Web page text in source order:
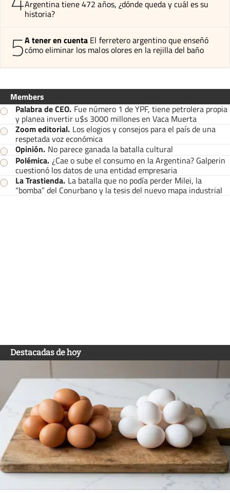
Argentina tiene 472 años, ¿dónde queda y cuál es su
historia?
5A tener en cuenta El ferretero argentino que enseñó
cómo eliminar los malos olores en la rejilla del baño
Members
Palabra de CEO. Fue número 1 de YPF, tiene petrolera propia
y planea invertir u$s 3000 millones en Vaca Muerta
Zoom editorial. Los elogios y consejos para el país de una
respetada voz económica
Opinión. No parece ganada la batalla cultural
Polémica. ¿Cae o sube el consumo en la Argentina? Galperin
cuestionó los datos de una entidad empresaria
La Trastienda. La batalla que no podía perder Milei, la
“bomba” del Conurbano y la tesis del nuevo mapa industrial
Destacadas de hoy